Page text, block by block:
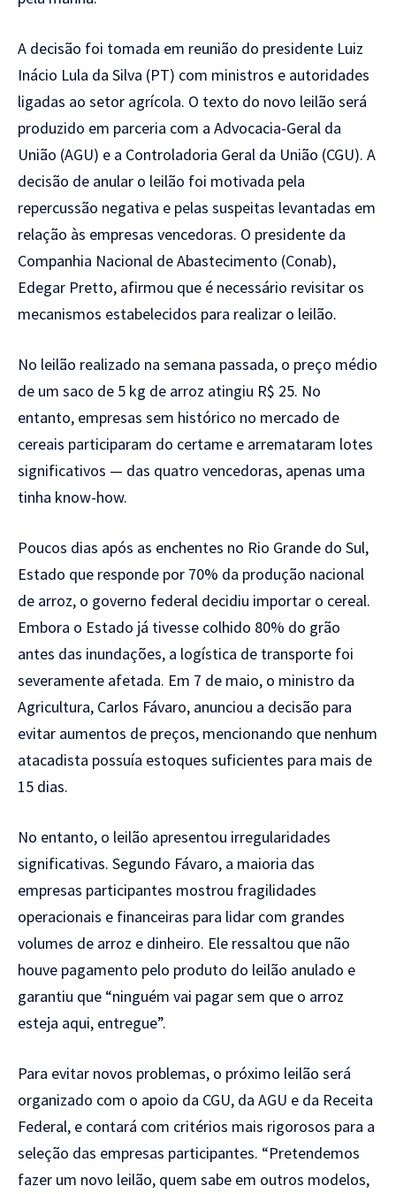
A decisão foi tomada em reunião do presidente Luiz
Inácio Lula da Silva (PT) com ministros e autoridades
ligadas ao setor agrícola. O texto do novo leilão será
produzido em parceria com a Advocacia-Geral da
União (AGU) e a Controladoria Geral da União (CGU). A
decisão de anular o leilão foi motivada pela
repercussão negativa e pelas suspeitas levantadas em
relação às empresas vencedoras. O presidente da
Companhia Nacional de Abastecimento (Conab),
Edegar Pretto, afirmou que é necessário revisitar os
mecanismos estabelecidos para realizar o leilão.
No leilão realizado na semana passada, o preço médio
de um saco de 5 kg de arroz atingiu R$ 25. No
entanto, empresas sem histórico no mercado de
cereais participaram do certame e arremataram lotes
significativos — das quatro vencedoras, apenas uma
tinha know-how.
Poucos dias após as enchentes no Rio Grande do Sul,
Estado que responde por 70% da produção nacional
de arroz, o governo federal decidiu importar o cereal.
Embora o Estado já tivesse colhido 80% do grão
antes das inundações, a logística de transporte foi
severamente afetada. Em 7 de maio, o ministro da
Agricultura, Carlos Fávaro, anunciou a decisão para
evitar aumentos de preços, mencionando que nenhum
atacadista possuía estoques suficientes para mais de
15 dias.
No entanto, o leilão apresentou irregularidades
significativas. Segundo Fávaro, a maioria das
empresas participantes mostrou fragilidades
operacionais e financeiras para lidar com grandes
volumes de arroz e dinheiro. Ele ressaltou que não
houve pagamento pelo produto do leilão anulado e
garantiu que “ninguém vai pagar sem que o arroz
esteja aqui, entregue”.
Para evitar novos problemas, o próximo leilão será
organizado com o apoio da CGU, da AGU e da Receita
Federal, e contará com critérios mais rigorosos para a
seleção das empresas participantes. “Pretendemos
fazer um novo leilão, quem sabe em outros modelos,